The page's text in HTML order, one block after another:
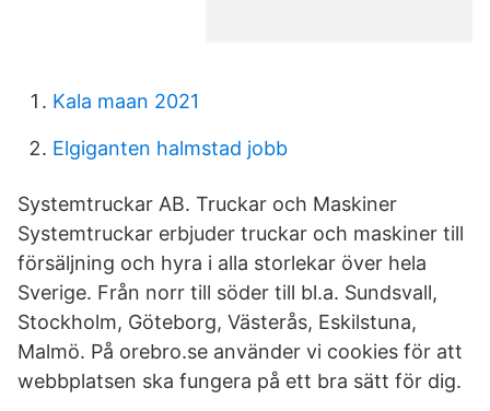
Kala maan 2021
Elgiganten halmstad jobb
Systemtruckar AB. Truckar och Maskiner
Systemtruckar erbjuder truckar och maskiner till
försäljning och hyra i alla storlekar över hela
Sverige. Från norr till söder till bl.a. Sundsvall,
Stockholm, Göteborg, Västerås, Eskilstuna,
Malmö. På orebro.se använder vi cookies för att
webbplatsen ska fungera på ett bra sätt för dig.